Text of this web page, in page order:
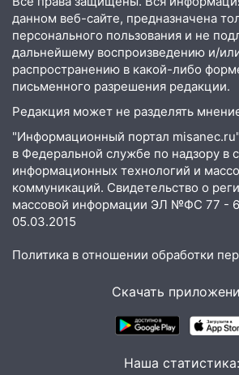
погоды в Ульяновской
выходные 8-9 августа
13:30 В Ульяновске
полицейские проведут
пассажира»
13:20
В Ульяновске за один
обокрали женщину на
подростка в сквере
13:01 В Димитровграде
выбросил из машины
гранату: его задержали
12:34
На Ульяновскую
надвигается сильнейшая
и шквал до 27 м/с
Ульяновец хотел
из Европы и потерял 760
В Чердаклинском
данном веб-сайте, предназначена
персонального пользования и не
дальнейшему воспроизведению и/
распространению в какой-либо
письменного разрешения редакции.
Редакция может не разделять
"Информационный портал
в Федеральной службе по надзору в
информационных технологий и
коммуникаций. Свидетельство о
массовой информации ЭЛ №ФС 77 -
05.03.2015
Политика в отношении обработки
Скачать
Наша статистика: